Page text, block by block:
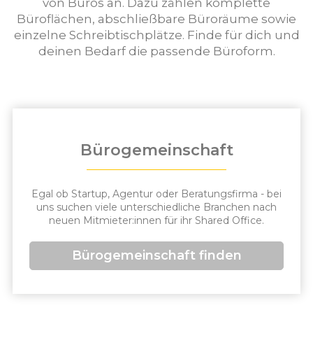
von Büros an. Dazu zählen komplette
Büroflächen, abschließbare Büroräume sowie
einzelne Schreibtischplätze. Finde für dich und
deinen Bedarf die passende Büroform.
Bürogemeinschaft
Egal ob Startup, Agentur oder Beratungsfirma - bei
uns suchen viele unterschiedliche Branchen nach
neuen Mitmieter:innen für ihr Shared Office.
Bürogemeinschaft finden